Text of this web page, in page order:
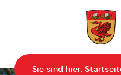
Sie sind hier: